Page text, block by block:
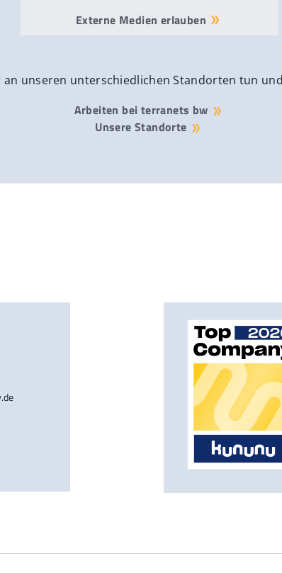
Externe Medien erlauben
an unseren unterschiedlichen Standorten tun
Arbeiten bei terranets bw
Unsere Standorte